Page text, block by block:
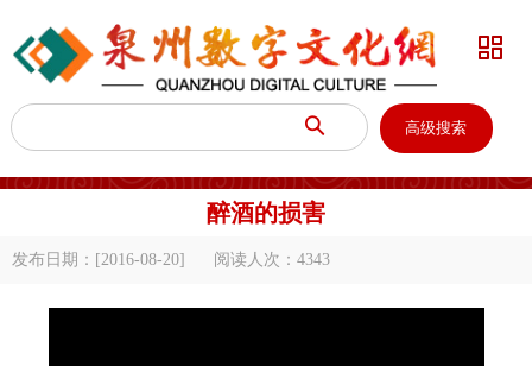
 高级搜索

醉酒的损害
发布日期：[2016-08-20] 阅读人次： 4343